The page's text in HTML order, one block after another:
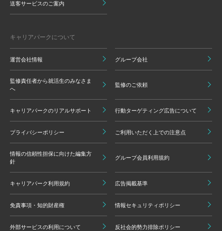
送客サービスのご案内
キャリアパークについて
運営会社情報 グループ会社
監修責任者から就活生のみなさま
へ
監修のご依頼
キャリアパークのリアルサポート 行動ターゲティング広告について
プライバシーポリシー ご利用いただく上での注意点
情報の信頼性担保に向けた編集方
針
グループ会員利用規約
キャリアパーク利用規約 広告掲載基準
免責事項・知的財産権 情報セキュリティポリシー
外部サービスの利用について 反社会的勢力排除ポリシー